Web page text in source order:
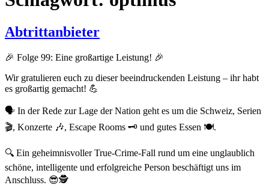
Abtrittanbieter
🎉 Folge 99: Eine großartige Leistung! 🎉
Wir gratulieren euch zu dieser beeindruckenden Leistung – ihr habt
es großartig gemacht! 💪
🗣️ In der Rede zur Lage der Nation geht es um die Schweiz, Serien
🎬, Konzerte 🎶, Escape Rooms 🗝️ und gutes Essen 🍽️.
🔍 Ein geheimnisvoller True-Crime-Fall rund um eine unglaublich
schöne, intelligente und erfolgreiche Person beschäftigt uns im
Anschluss. 😎🕵️